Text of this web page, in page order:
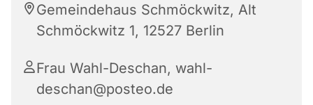
Gemeindehaus Schmöckwitz, Alt
Schmöckwitz 1, 12527 Berlin
Frau Wahl-Deschan, wahl-
deschan@posteo.de